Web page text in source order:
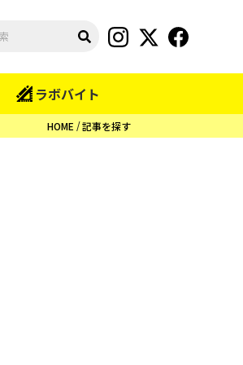
ラボバイト
HOME 記事を探す